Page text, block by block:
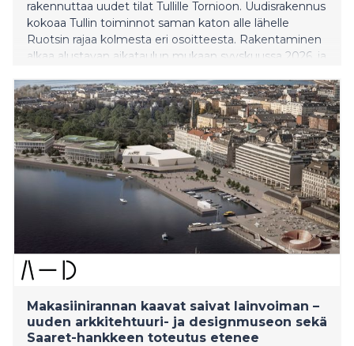
rakennuttaa uudet tilat Tullille Tornioon. Uudisrakennus
kokoaa Tullin toiminnot saman katon alle lähelle
Ruotsin rajaa kolmesta eri osoitteesta. Rakentaminen
alkaa alustavan aikataulun mukaan syyskuussa 2026, ja
Makasiinirannan kaavat saivat lainvoiman –
uuden arkkitehtuuri- ja designmuseon sekä
Saaret-hankkeen toteutus etenee